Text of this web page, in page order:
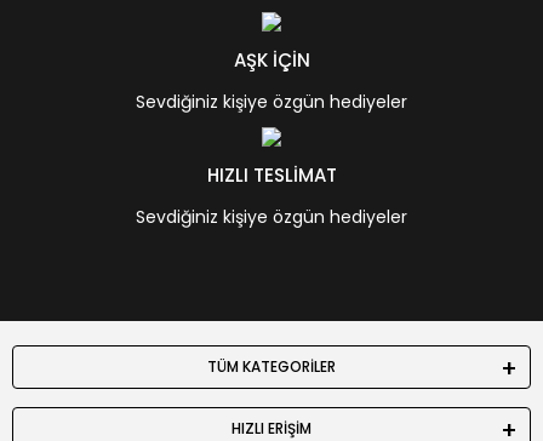
AŞK İÇİN
Sevdiğiniz kişiye özgün hediyeler
HIZLI TESLİMAT
Sevdiğiniz kişiye özgün hediyeler
TÜM KATEGORİLER
HIZLI ERİŞİM